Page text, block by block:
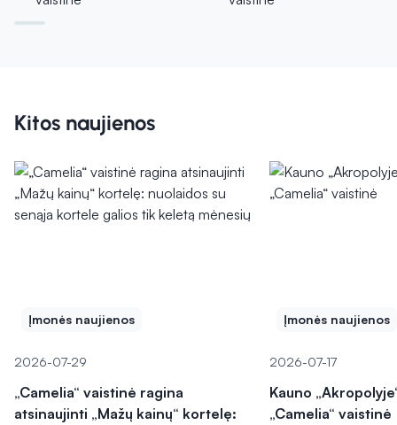
Kitos naujienos
Įmonės naujienos
2026-07-29
„Camelia“ vaistinė ragina
atsinaujinti „Mažų kainų“ kortelę:
Įmonės naujienos
2026-07-17
Kauno
„Camelia“ vaistinė